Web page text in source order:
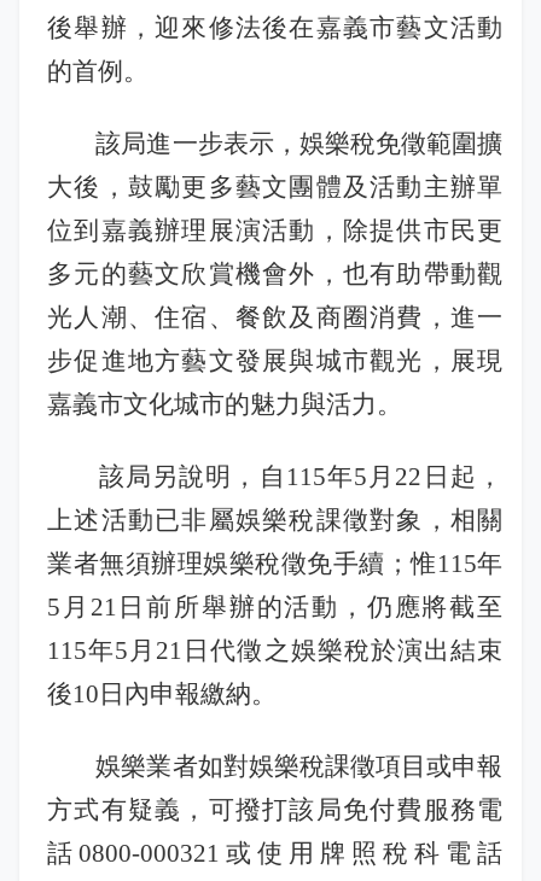
招標公告
會計園地
人事園地
性騷擾及職場霸凌分類
志工園地
地方稅稽徵機關
稅務軟體下載
稅捐稽徵法專區
災害減免專區
民法調降成年年齡專區
延、分期繳稅專區
本局優良事蹟
績優人員
後舉辦，迎來修法後在嘉義市藝文活動
的首例。
該局進一步表示，娛樂稅免徵範圍擴
大後，鼓勵更多藝文團體及活動主辦單
位到嘉義辦理展演活動，除提供市民更
多元的藝文欣賞機會外，也有助帶動觀
光人潮、住宿、餐飲及商圈消費，進一
步促進地方藝文發展與城市觀光，展現
嘉義市文化城市的魅力與活力。
該局另說明，自115年5月22日起，
上述活動已非屬娛樂稅課徵對象，相關
業者無須辦理娛樂稅徵免手續；惟115年
5月21日前所舉辦的活動，仍應將截至
115年5月21日代徵之娛樂稅於演出結束
後10日內申報繳納。
娛樂業者如對娛樂稅課徵項目或申報
方式有疑義，可撥打該局免付費服務電
話0800-000321或使用牌照稅科電話